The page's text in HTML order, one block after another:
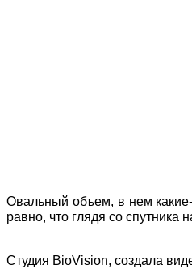
Овальный объем, в нем какие-
равно, что глядя со спутника
Студия BioVision, создала